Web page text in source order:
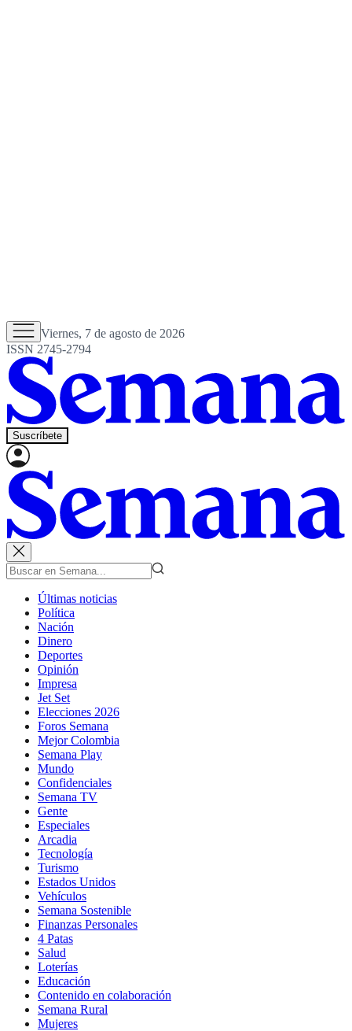
Viernes, 7 de agosto de 2026
ISSN 2745-2794
Suscríbete
Últimas noticias
Política
Nación
Dinero
Deportes
Opinión
Impresa
Jet Set
Elecciones 2026
Foros Semana
Mejor Colombia
Semana Play
Mundo
Confidenciales
Semana TV
Gente
Especiales
Arcadia
Tecnología
Turismo
Estados Unidos
Vehículos
Semana Sostenible
Finanzas Personales
4 Patas
Salud
Loterías
Educación
Contenido en colaboración
Semana Rural
Mujeres